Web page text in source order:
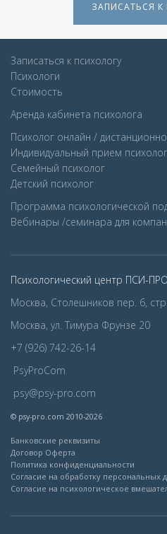
ЗАПИСАТЬСЯ
Записаться к психологу
Психологи
Стоимость
Аренда кабинета психолога
Психолог онлайн / дистанционно
Индивидуальный прием
Семейный психолог
Детcкий психолог
Программа психологической
Вебинары /семинара для
Психологический центр ПСИ-ПРО
Москва, Столешников пер. 6,
Москва, ул. Тимура Фрунзе 20
+7 (926) 742-26-14
PsyProCom
psy@psy-pro.com
© psy-pro.com 2010-2026
Банковские реквизиты
Договор Оферта
Политика конфиденциальности
Согласие на обработку персональных
Согласие на психологическое